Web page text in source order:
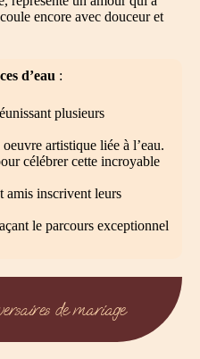
encore avec douceur et
d’eau :
plusieurs
oeuvre artistique liée à l’eau.
célébrer cette incroyable
amis inscrivent leurs
le parcours exceptionnel
de mariage